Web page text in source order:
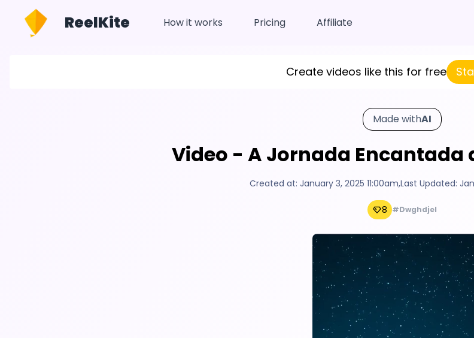
ReelKite How it works Pricing Affiliate
Create videos like this for free
Made withAI
Video - A Jornada Encantada
Created at: January 3, 2025 11:00am,Last Updated:
8 #Dwghdjel